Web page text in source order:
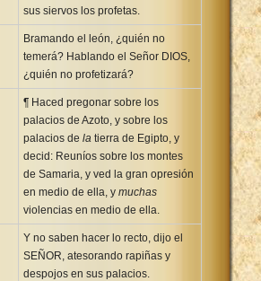
sus siervos los profetas.
Bramando el león, ¿quién no
temerá? Hablando el Señor DIOS,
¿quién no profetizará?
¶ Haced pregonar sobre los
palacios de Azoto, y sobre los
palacios de la tierra de Egipto, y
decid: Reuníos sobre los montes
de Samaria, y ved la gran opresión
en medio de ella, y muchas
violencias en medio de ella.
Y no saben hacer lo recto, dijo el
SEÑOR, atesorando rapiñas y
despojos en sus palacios.